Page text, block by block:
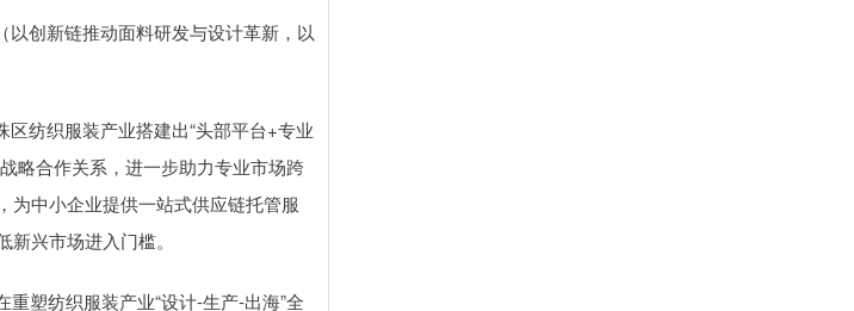
以创新链推动面料研发与设计革新，以
纺织服装产业搭建出“头部平台+专业
略合作关系，进一步助力专业市场跨
为中小企业提供一站式供应链托管服
兴市场进入门槛。
塑纺织服装产业“设计-生产-出海”全